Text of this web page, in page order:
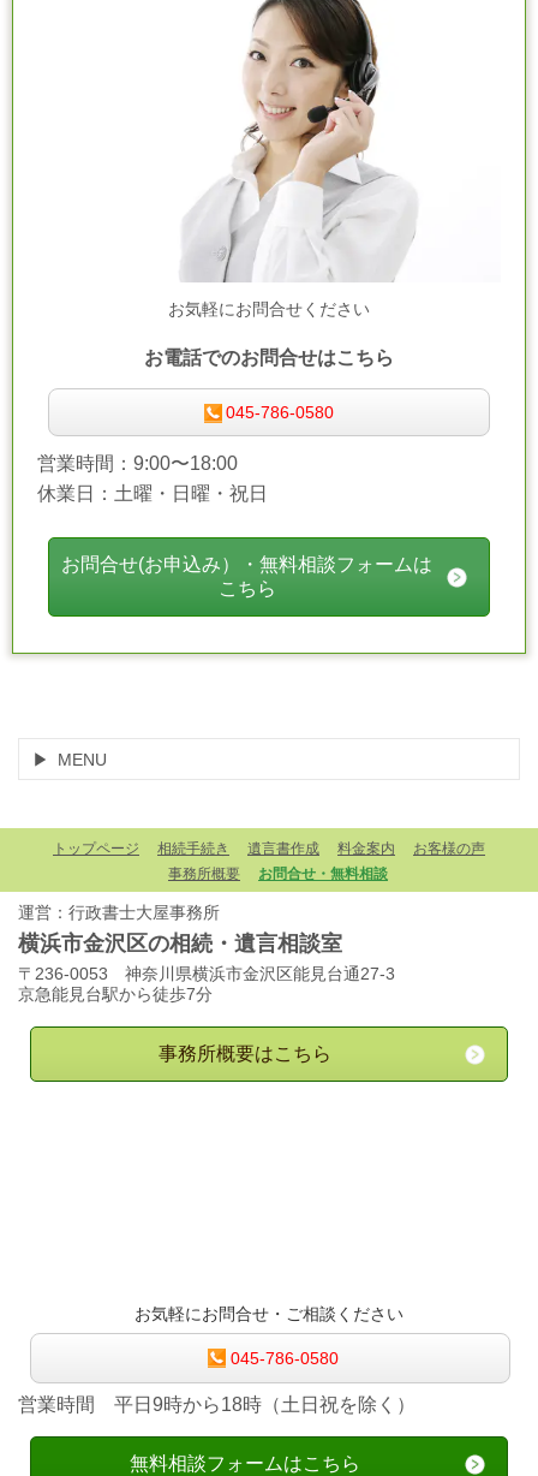
お気軽にお問合せください
お電話でのお問合せはこちら
045-786-0580
営業時間：9:00〜18:00
休業日：土曜・日曜・祝日
お問合せ(お申込み）・無料相談フォームは
こちら
MENU
トップページ 相続手続き 遺言書作成 料金案内
お客様の声
事務所概要
お問合せ・無料相談
運営：行政書士大屋事務所
横浜市金沢区の相続・遺言相談室
〒236-0053 神奈川県横浜市金沢区能見台通27-3
京急能見台駅から徒歩7分
事務所概要はこちら
お気軽にお問合せ・ご相談ください
045-786-0580
営業時間 平日9時から18時（土日祝を除く）
無料相談フォームはこちら